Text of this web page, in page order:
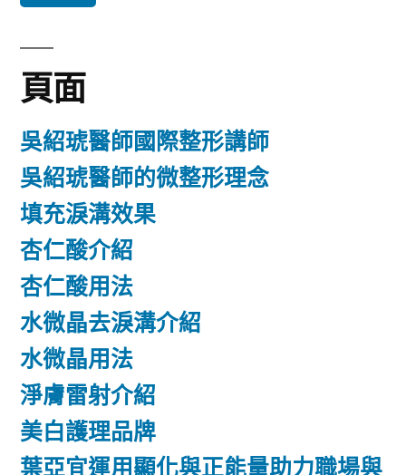
鍵
字:
頁面
吳紹琥醫師國際整形講師
吳紹琥醫師的微整形理念
填充淚溝效果
杏仁酸介紹
杏仁酸用法
水微晶去淚溝介紹
水微晶用法
淨膚雷射介紹
美白護理品牌
葉亞宜運用顯化與正能量助力職場與